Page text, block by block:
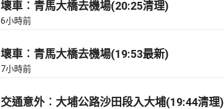
壞車︰青馬大橋去機場(20:25清理)
6小時前
壞車︰青馬大橋去機場(19:53最新)
7小時前
交通意外︰大埔公路沙田段入大埔(19:44清理)